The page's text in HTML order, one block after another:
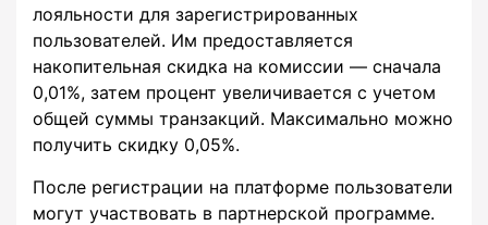
лояльности для зарегистрированных
пользователей. Им предоставляется
накопительная скидка на комиссии — сначала
0,01%, затем процент увеличивается с учетом
общей суммы транзакций. Максимально можно
получить скидку 0,05%.
После регистрации на платформе пользователи
могут участвовать в партнерской программе.